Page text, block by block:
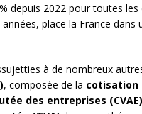
depuis 2022 pour toutes
place la France
à de nombreux
, composée de la cotisation
des entreprises (CVAE)